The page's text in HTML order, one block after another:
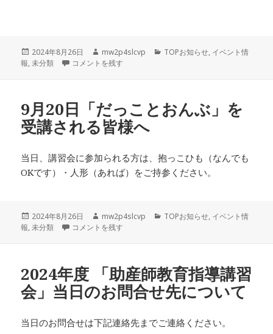
投
稿
2024年8月26日
作
成
mw2p4slcvp
カ
TOPお知らせ, イベント情
報,未分類 【変更】9月21日「育児支援クラスに生かす乳幼児防災」を
コメントを残す
9月20日「だっことおんぶ」を
受講される皆様へ
当日、講習会に参加られる方は、抱っこひも（なんでも
OKです）・人形（あれば）をご持参ください。
投
稿
2024年8月26日
作
成
mw2p4slcvp
カ
TOPお知らせ, イベント情
報,未分類 9月20日「だっことおんぶ」を受講される皆様へ に
コメントを残す
2024年度 「助産師教育指導講習
会」当日のお問合せ先について
当日のお問合せは下記連絡先までご連絡ください。